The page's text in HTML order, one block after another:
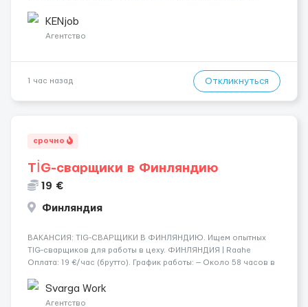
одного до трех месяцев. Мед. страховка. Высокая зарплат...
KENjob
Агентство
1 час назад Откликнуться
срочно
TİG-сварщики в Финляндию
19 €
Финляндия
​​ВАКАНСИЯ: TIG-СВАРЩИКИ В ФИНЛЯНДИЮ. Ищем опытных
TIG-сварщиков для работы в цеху. ФИНЛЯНДИЯ | Raahe
Оплата: 19 €/час (брутто). График работы: — Около 58 часов в
переработки. Дата начала: — Как можно скорее....
Svarga Work
Агентство